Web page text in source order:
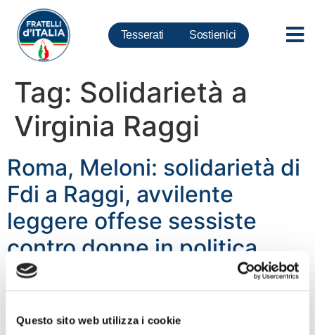
Questo sito web utilizza i cookie
Tesserati Sostienici
Tag: Solidarietà a
Virginia Raggi
Roma, Meloni: solidarietà di
Fdi a Raggi, avvilente
leggere offese sessiste
contro donne in politica